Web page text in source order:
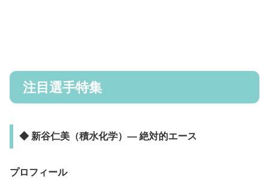
注目選手特集
◆ 新谷仁美（積水化学）— 絶対的エース
プロフィール